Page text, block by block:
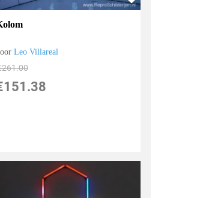
Leo Villareal
261.00
151.38